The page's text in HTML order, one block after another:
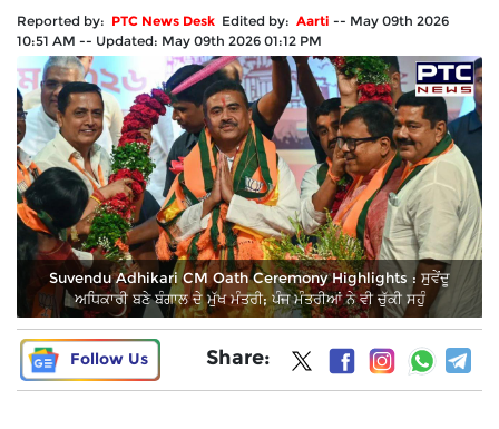
Reported by: PTC News Desk Edited by: Aarti -- May 09th 2026
10:51 AM -- Updated: May 09th 2026 01:12 PM
Suvendu Adhikari CM Oath Ceremony Highlights : ਸੁਵੇਂਦੂ
ਅਧਿਕਾਰੀ ਬਣੇ ਬੰਗਾਲ ਦੇ ਮੁੱਖ ਮੰਤਰੀ; ਪੰਜ ਮੰਤਰੀਆਂ ਨੇ ਵੀ ਚੁੱਕੀ ਸਹੁੰ
Follow Us Share: